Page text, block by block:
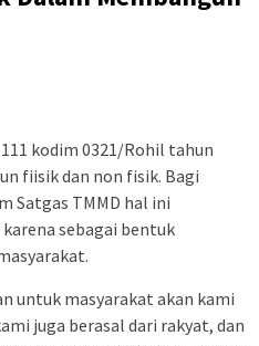
kodim 0321/Rohil tahun
fiisik dan non fisik. Bagi
Satgas TMMD hal ini
sebagai bentuk
untuk masyarakat akan kami
juga berasal dari rakyat, dan